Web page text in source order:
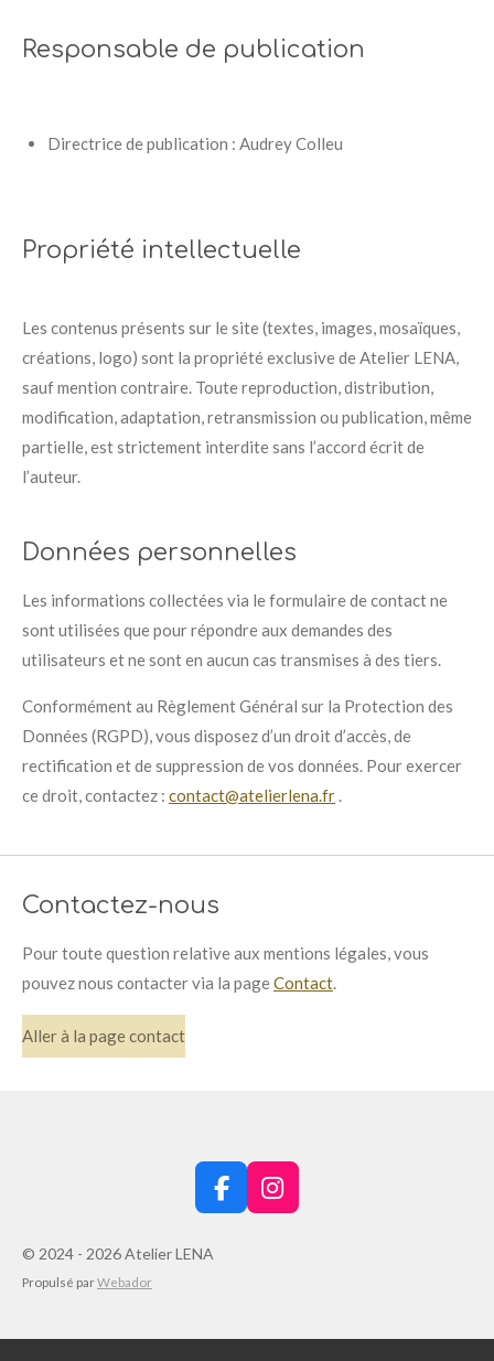
Responsable de publication
Directrice de publication : Audrey Colleu
Propriété intellectuelle
Les contenus présents sur le site (textes, images, mosaïques,
créations, logo) sont la propriété exclusive de Atelier LENA,
sauf mention contraire. Toute reproduction, distribution,
modification, adaptation, retransmission ou publication, même
partielle, est strictement interdite sans l’accord écrit de
l’auteur.
Données personnelles
Les informations collectées via le formulaire de contact ne
sont utilisées que pour répondre aux demandes des
utilisateurs et ne sont en aucun cas transmises à des tiers.
Conformément au Règlement Général sur la Protection des
Données (RGPD), vous disposez d’un droit d’accès, de
rectification et de suppression de vos données. Pour exercer
ce droit, contactez : contact@atelierlena.fr .
Contactez-nous
Pour toute question relative aux mentions légales, vous
pouvez nous contacter via la pageContact.
Aller à la page contact
F
a
o
I
n
r
© 2024 - 2026 Atelier LENA
Propulsé parWebador